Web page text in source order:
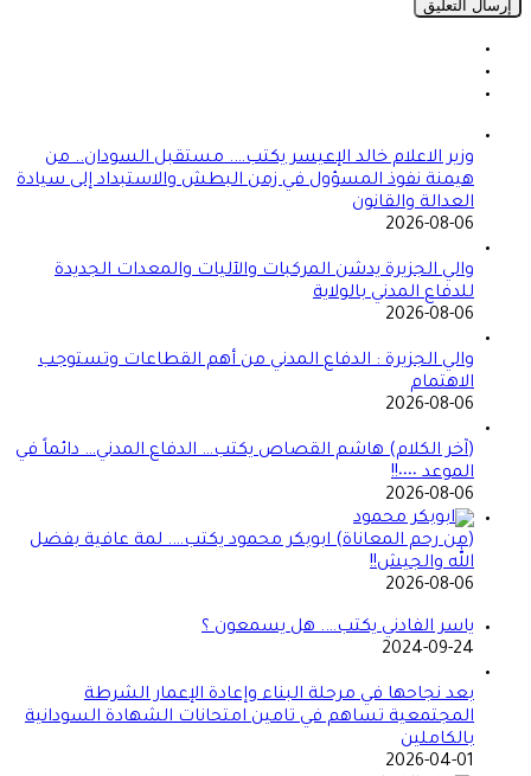
وزير الاعلام خالد الإعيسر يكتب…. مستقبل السودان.. من
هيمنة نفوذ المسؤول في زمن البطش والاستبداد إلى سيادة
العدالة والقانون
2026-08-06
والي الجزيرة يدشن المركبات والآليات والمعدات الجديدة
للدفاع المدني بالولاية
2026-08-06
والي الجزيرة : الدفاع المدني من أهم القطاعات وتستوجب
الاهتمام
2026-08-06
(آخر الكلام) هاشم القصاص يكتب… الدفاع المدني… دائماً في
الموعد ٠٠٠٠!!
2026-08-06
(من رحم المعاناة) ابوبكر محمود يكتب…. لمة عافية بفضل
الله والجيش!!
2026-08-06
ياسر الفادني يكتب…. هل يسمعون ؟
2024-09-24
بعد نجاحها في مرحلة البناء وإعادة الإعمار الشرطة
المجتمعية تساهم في تامين امتحانات الشهادة السودانية
بالكاملين
2026-04-01